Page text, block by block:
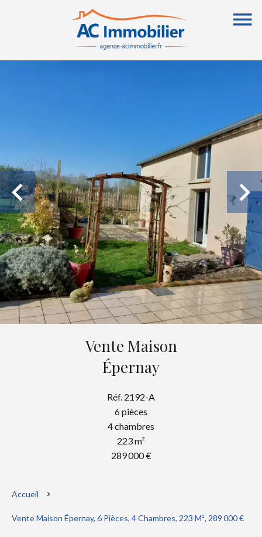
Vente Maison
Épernay
Réf. 2192-A
6 pièces
4 chambres
223 m²
289 000 €
Accueil
Vente Maison Épernay, 6 Pièces, 4 Chambres, 223 M², 289 000 €